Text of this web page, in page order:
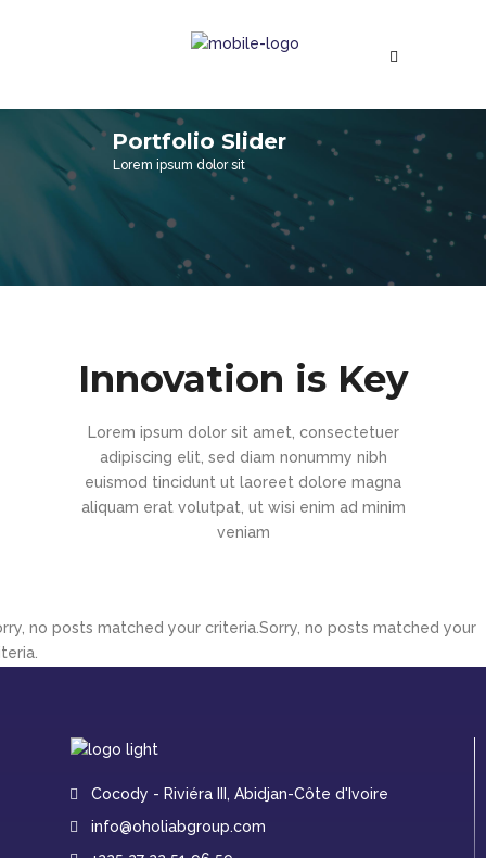
Portfolio Slider
Lorem ipsum dolor sit
Innovation is Key
Lorem ipsum dolor sit amet, consectetuer
adipiscing elit, sed diam nonummy nibh
euismod tincidunt ut laoreet dolore magna
aliquam erat volutpat, ut wisi enim ad minim
veniam
no posts matched your criteria.Sorry, no posts matched your
Cocody - Riviéra III, Abidjan-Côte d'Ivoire
info@oholiabgroup.com